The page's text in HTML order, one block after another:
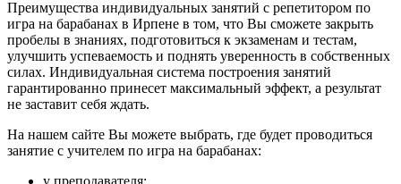
Преимущества индивидуальных занятий с репетитором по
игра на барабанах в Ирпене в том, что Вы сможете закрыть
пробелы в знаниях, подготовиться к экзаменам и тестам,
улучшить успеваемость и поднять уверенность в собственных
силах. Индивидуальная система построения занятий
гарантированно принесет максимальный эффект, а результат
не заставит себя ждать.
На нашем сайте Вы можете выбрать, где будет проводиться
занятие с учителем по игра на барабанах:
у преподавателя;